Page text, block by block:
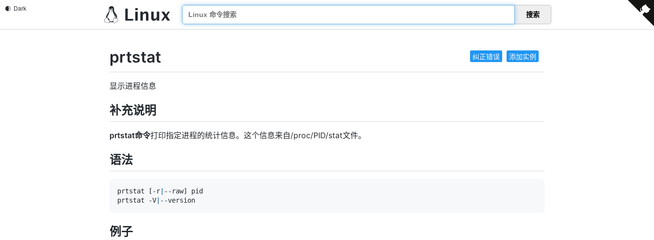
搜索
纠正错误 添加实例
prtstat
显示进程信息
补充说明
prtstat命令打印指定进程的统计信息。这个信息来自/proc/PID/stat文件。
语法
prtstat [ -r --raw]
prtstat -V
例子